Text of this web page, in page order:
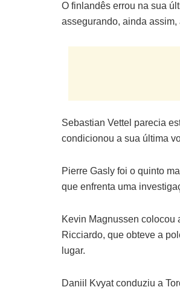
O finlandês errou na sua
assegurando, ainda
Sebastian Vettel parecia
condicionou a sua última
Pierre Gasly foi o quinto
que enfrenta uma
Kevin Magnussen colocou
Ricciardo, que obteve a
lugar.
Daniil Kvyat conduziu a